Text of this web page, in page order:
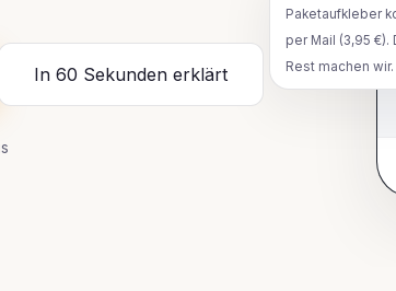
Paketaufkleber
per Mail (3,95 €).
Rest machen wir.
In 60 Sekunden erklärt